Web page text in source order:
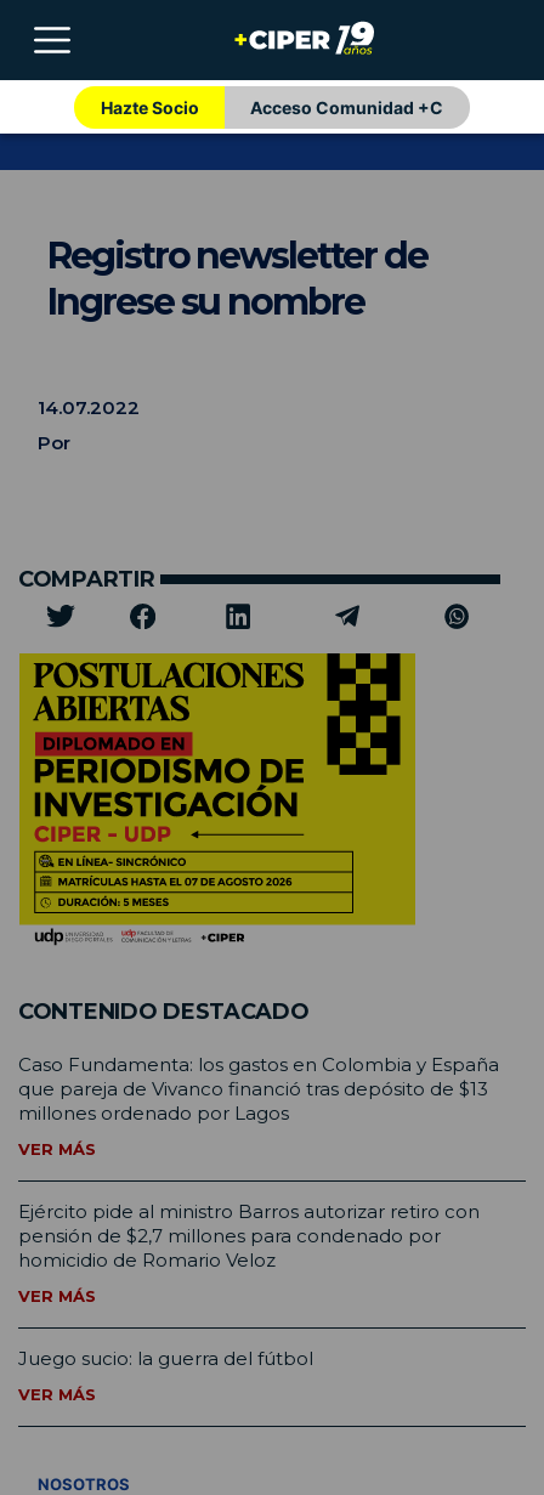
Hazte Socio Acceso Comunidad +C
Registro newsletter de
Ingrese su nombre
14.07.2022
Por
COMPARTIR
CONTENIDO DESTACADO
Caso Fundamenta: los gastos en Colombia y España
que pareja de Vivanco financió tras depósito de $13
millones ordenado por Lagos
VER MÁS
Ejército pide al ministro Barros autorizar retiro con
pensión de $2,7 millones para condenado por
homicidio de Romario Veloz
VER MÁS
Juego sucio: la guerra del fútbol
VER MÁS
NOSOTROS